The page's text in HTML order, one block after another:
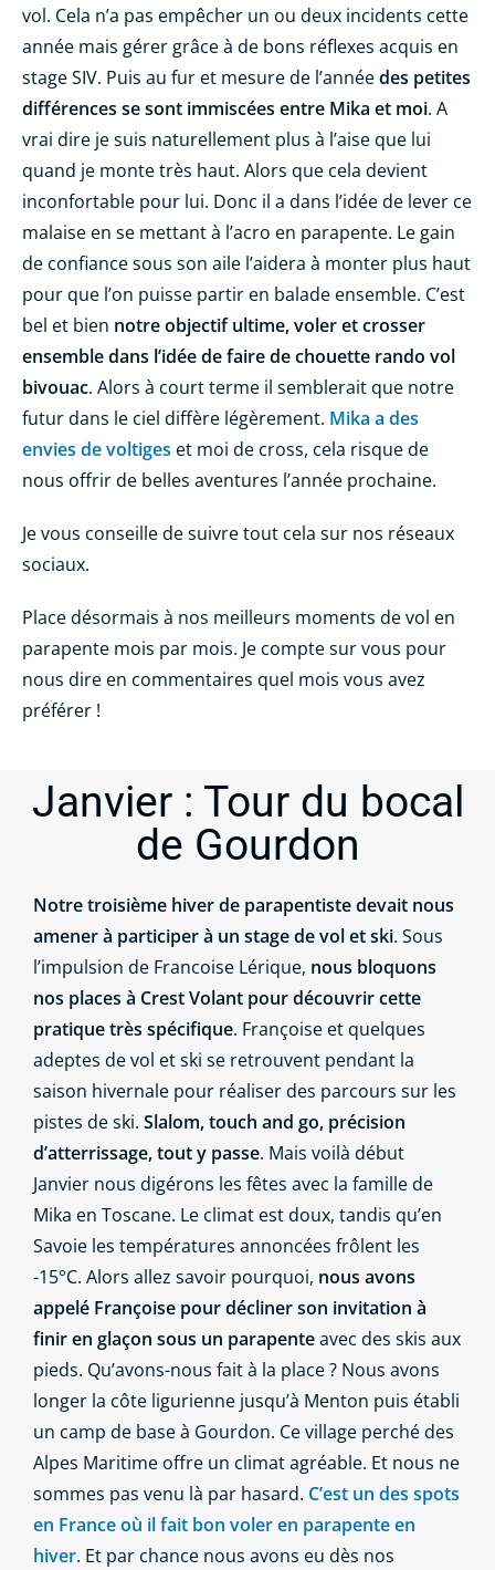
vol. Cela n’a pas empêcher un ou deux incidents cette
année mais gérer grâce à de bons réflexes acquis en
stage SIV. Puis au fur et mesure de l’annéedes petites
différences se sont immiscées entre Mika et moi. A
vrai dire je suis naturellement plus à l’aise que lui
quand je monte très haut. Alors que cela devient
inconfortable pour lui. Donc il a dans l’idée de lever ce
malaise en se mettant à l’acro en parapente. Le gain
de confiance sous son aile l’aidera à monter plus haut
pour que l’on puisse partir en balade ensemble. C’est
bel et bien notre objectif ultime, voler et crosser
ensemble dans l’idée de faire de chouette rando vol
bivouac. Alors à court terme il semblerait que notre
futur dans le ciel diffère légèrement. Mika a des
envies de voltiges et moi de cross, cela risque de
nous offrir de belles aventures l’année prochaine.
Je vous conseille de suivre tout cela sur nos réseaux
sociaux.
Place désormais à nos meilleurs moments de vol en
parapente mois par mois. Je compte sur vous pour
nous dire en commentaires quel mois vous avez
préférer !
Janvier : Tour du bocal
de Gourdon
Notre troisième hiver de parapentiste devait nous
amener à participer à un stage de vol et ski. Sous
l’impulsion de Francoise Lérique, nous bloquons
nos places à Crest Volant pour découvrir cette
pratique très spécifique. Françoise et quelques
adeptes de vol et ski se retrouvent pendant la
saison hivernale pour réaliser des parcours sur les
pistes de ski. Slalom, touch and go, précision
d’atterrissage, tout y passe. Mais voilà début
Janvier nous digérons les fêtes avec la famille de
Mika en Toscane. Le climat est doux, tandis qu’en
Savoie les températures annoncées frôlent les
-15°C. Alors allez savoir pourquoi, nous avons
appelé Françoise pour décliner son invitation à
finir en glaçon sous un parapenteavec des skis aux
pieds. Qu’avons-nous fait à la place ? Nous avons
longer la côte ligurienne jusqu’à Menton puis établi
un camp de base à Gourdon. Ce village perché des
Alpes Maritime offre un climat agréable. Et nous ne
sommes pas venu là par hasard. C’est un des spots
en France où il fait bon voler en parapente en
hiver. Et par chance nous avons eu dès nos